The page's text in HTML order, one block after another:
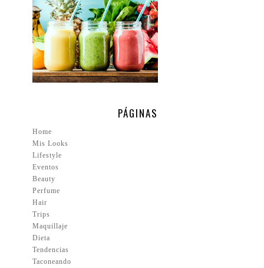
PÁGINAS
Home
Mis Looks
Lifestyle
Eventos
Beauty
Perfume
Hair
Trips
Maquillaje
Dieta
Tendencias
Taconeando